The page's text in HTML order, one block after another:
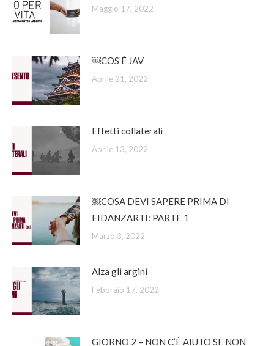
Maggio 17, 2022
￼COS’È JAV
Aprile 21, 2022
Effetti collaterali
Aprile 13, 2022
￼COSA DEVI SAPERE PRIMA DI
FIDANZARTI: PARTE 1
Marzo 3, 2022
Alza gli argini
Febbraio 17, 2022
GIORNO 2 – NON C’È AIUTO SE NON